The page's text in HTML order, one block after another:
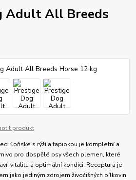
Adult All Breeds
produkt
Koňské s rýží a tapiokou je kompletní a
pro dospělé psy všech plemen, které
vitalitu a optimální kondici. Receptura je
jako jediným zdrojem živočišných bílkovin,